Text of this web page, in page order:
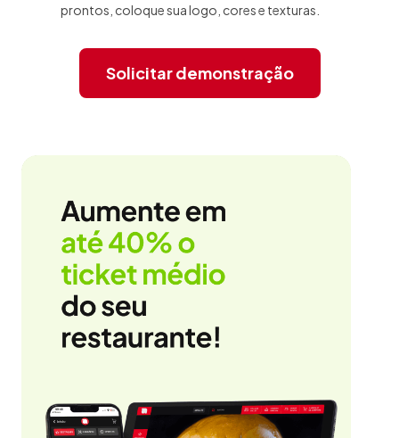
prontos, coloque sua logo, cores e texturas.
Solicitar demonstração